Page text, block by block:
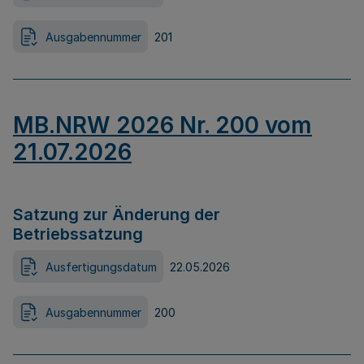
Ausgabennummer 201
MB.NRW 2026 Nr. 200 vom
21.07.2026
Satzung zur Änderung der
Betriebssatzung
Ausfertigungsdatum 22.05.2026
Ausgabennummer 200